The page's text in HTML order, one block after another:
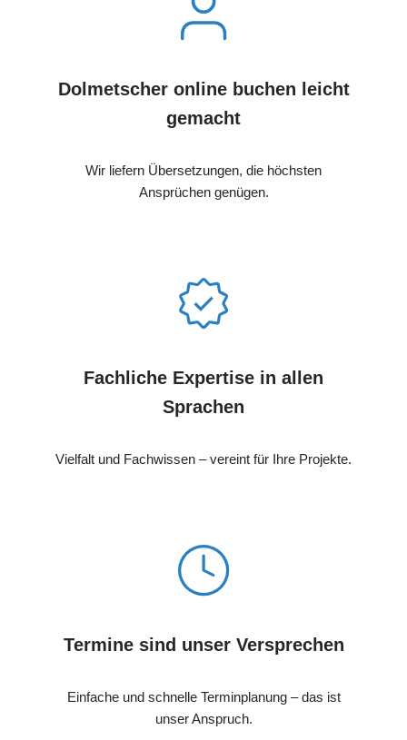
Dolmetscher online buchen leicht
gemacht
Wir liefern Übersetzungen, die höchsten
Ansprüchen genügen.
Fachliche Expertise in allen
Sprachen
Vielfalt und Fachwissen – vereint für Ihre Projekte.
Termine sind unser Versprechen
Einfache und schnelle Terminplanung – das ist
unser Anspruch.